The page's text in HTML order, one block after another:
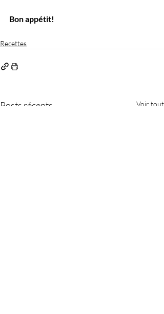
Bon appétit!
Recettes
Posts récents Voir tout